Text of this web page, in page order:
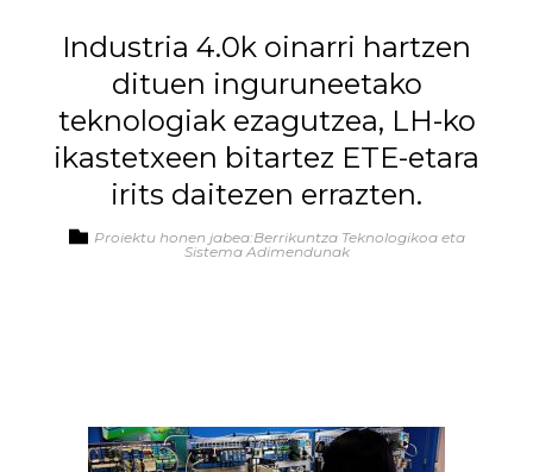
Industria 4.0k oinarri hartzen
dituen inguruneetako
teknologiak ezagutzea, LH-ko
ikastetxeen bitartez ETE-etara
irits daitezen errazten.
Proiektu honen jabea:Berrikuntza Teknologikoa eta
Sistema Adimendunak